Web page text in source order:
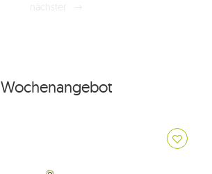
Wochenangebot